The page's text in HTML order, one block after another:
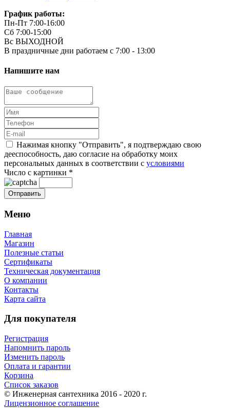
График работы:
Пн-Пт 7:00-16:00
Сб 7:00-15:00
Вс ВЫХОДНОЙ
В праздничные дни работаем с 7:00 - 13:00
Напишите нам
Нажимая кнопку "Отправить", я подтверждаю свою
дееспособность, даю согласие на обработку моих
персональных данных в соответствии с условиями
Число с картинки *
Меню
Главная
Магазин
Полезные статьи
Сертификаты
Техническая документация
О компании
Контакты
Карта сайта
Для покупателя
Регистрация
Напомнить пароль
Изменить пароль
Оплата и гарантии
Корзина
Список заказов
© Инженерная сантехника 2016 - 2020 г.
Лицензионное соглашение